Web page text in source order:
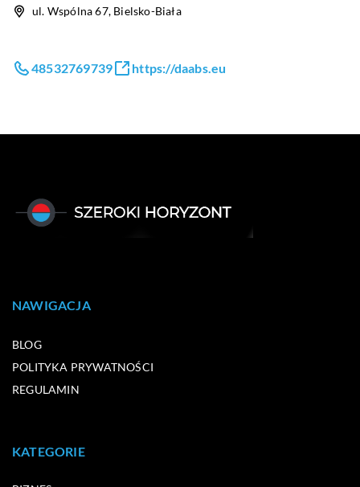
ul. Wspólna 67, Bielsko-Biała
48532769739 https://daabs.eu
NAWIGACJA
BLOG
POLITYKA PRYWATNOŚCI
REGULAMIN
KATEGORIE